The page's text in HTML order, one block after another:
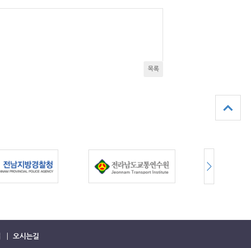
목록
오시는길